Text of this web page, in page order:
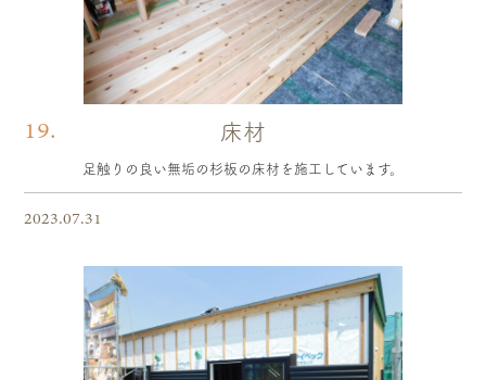
19. 床材
足触りの良い無垢の杉板の床材を施工しています。
2023.07.31